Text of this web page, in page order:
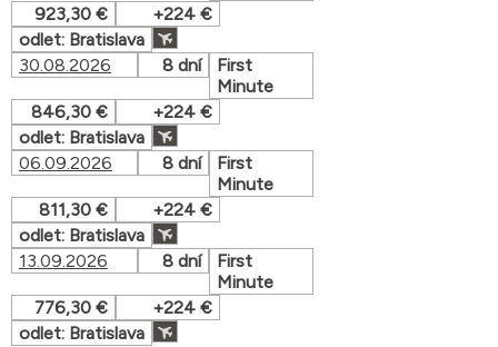
923,30 €
+224 €
odlet: Bratislava
30.08.2026
8 dní
First
Minute
846,30 €
+224 €
odlet: Bratislava
06.09.2026
8 dní
First
Minute
811,30 €
+224 €
odlet: Bratislava
13.09.2026
8 dní
First
Minute
776,30 €
+224 €
odlet: Bratislava